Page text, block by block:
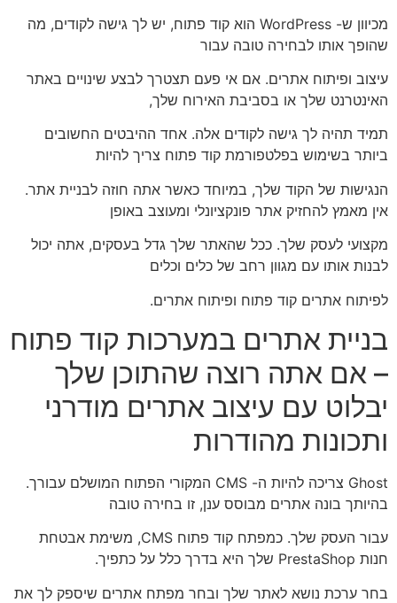
מכיוון ש- WordPress הוא קוד פתוח, יש לך גישה לקודים, מה
שהופך אותו לבחירה טובה עבור
עיצוב ופיתוח אתרים. אם אי פעם תצטרך לבצע שינויים באתר
האינטרנט שלך או בסביבת האירוח שלך,
תמיד תהיה לך גישה לקודים אלה. אחד ההיבטים החשובים
ביותר בשימוש בפלטפורמת קוד פתוח צריך להיות
הנגישות של הקוד שלך, במיוחד כאשר אתה חוזה לבניית אתר.
אין מאמץ להחזיק אתר פונקציונלי ומעוצב באופן
מקצועי לעסק שלך. ככל שהאתר שלך גדל בעסקים, אתה יכול
לבנות אותו עם מגוון רחב של כלים וכלים
לפיתוח אתרים קוד פתוח ופיתוח אתרים.
בניית אתרים במערכות קוד פתוח
– אם אתה רוצה שהתוכן שלך
יבלוט עם עיצוב אתרים מודרני
ותכונות מהודרות
Ghost צריכה להיות ה- CMS המקורי הפתוח המושלם עבורך.
בהיותך בונה אתרים מבוסס ענן, זו בחירה טובה
עבור העסק שלך. כמפתח קוד פתוח CMS, משימת אבטחת
חנות PrestaShop שלך היא בדרך כלל על כתפיך.
בחר ערכת נושא לאתר שלך ובחר מפתח אתרים שיספק לך את